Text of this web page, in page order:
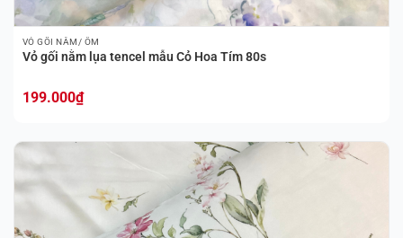
VỎ GỐI NẰM/ ÔM
Vỏ gối nằm lụa tencel mẫu Cỏ Hoa Tím 80s
199.000₫